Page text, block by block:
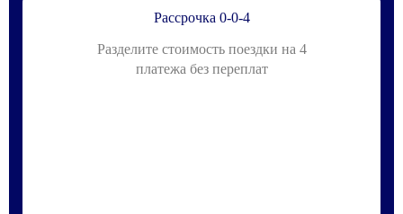
Рассрочка 0-0-4
Разделите стоимость поездки на 4
платежа без переплат